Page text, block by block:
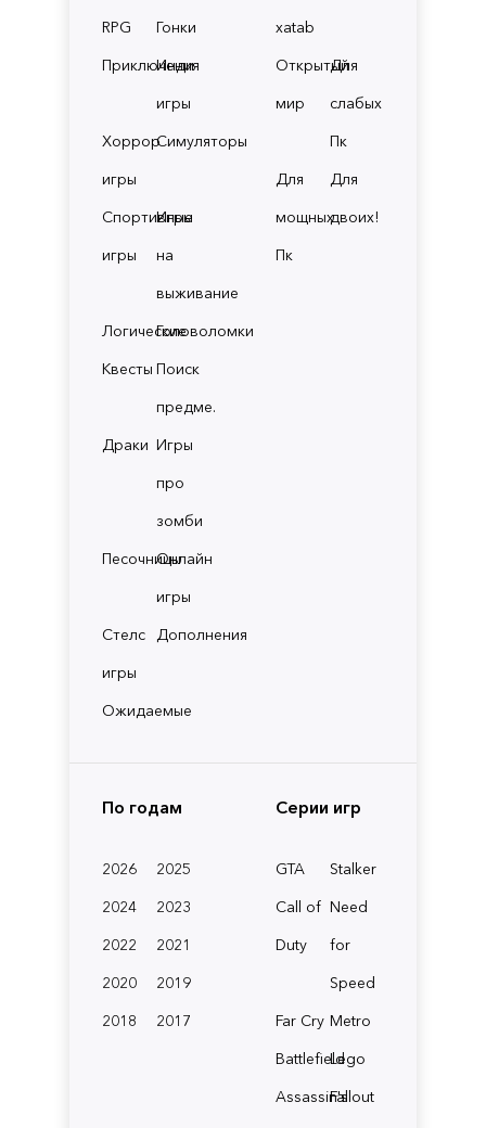
RPG
Гонки
Приключения
Инди
игры
Хоррор
игры
Симуляторы
Спортивные
игры
Игры
на
выживание
ЛогическиеГоловоломки
Квесты Поиск
предме.
Драки Игры
про
зомби
ПесочницыОнлайн
игры
Стелс
игры
Дополнения
Ожидаемые
xatab
Открытый
мир
Для
слабых
Пк
Для
мощных
Пк
Для
двоих!
По годам
2026
2025
2024
2023
2022
2021
2020
2019
2018
2017
Серии игр
GTA
Stalker
Call of
Duty
Need
for
Speed
Far Cry Metro
BattlefieldLego
Assassin'sFallout